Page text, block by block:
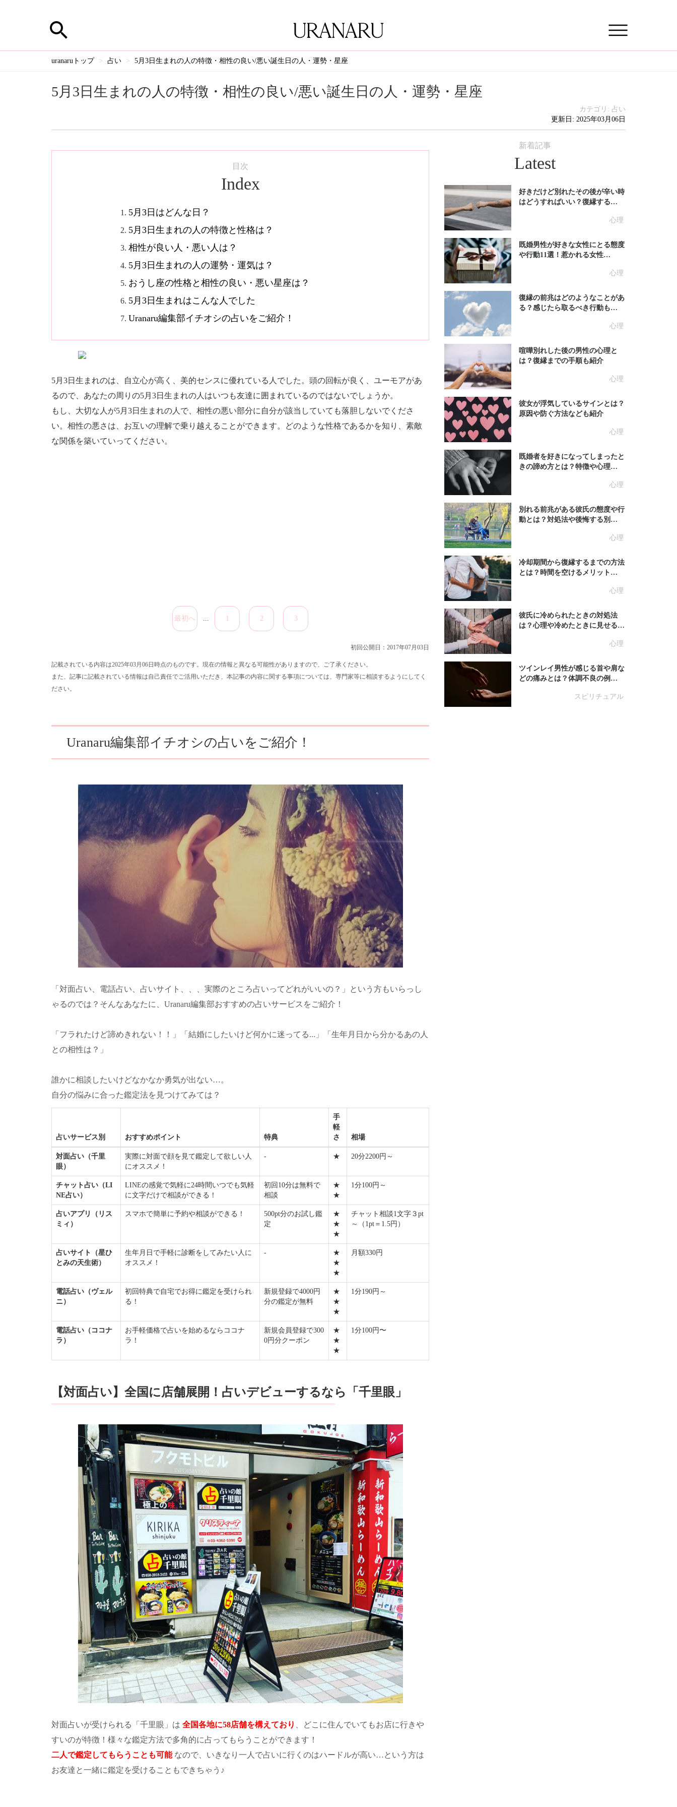
uranaruトップ 占い 5月3日生まれの人の特徴・相性の良い/悪い誕生日の人・運勢・星座
5月3日生まれの人の特徴・相性の良い/悪い誕生日の人・運勢・星座
カテゴリ: 占い
更新日: 2025年03月06日
目次
Index
5月3日はどんな日？
5月3日生まれの人の特徴と性格は？
相性が良い人・悪い人は？
5月3日生まれの人の運勢・運気は？
おうし座の性格と相性の良い・悪い星座は？
5月3日生まれはこんな人でした
Uranaru編集部イチオシの占いをご紹介！
5月3日生まれのは、自立心が高く、美的センスに優れている人でした。頭の回転が良く、ユーモアがあ
るので、あなたの周りの5月3日生まれの人はいつも友達に囲まれているのではないでしょうか。
もし、大切な人が5月3日生まれの人で、相性の悪い部分に自分が該当していても落胆しないでくださ
い。相性の悪さは、お互いの理解で乗り越えることができます。どのような性格であるかを知り、素敵
な関係を築いていってください。
最初へ ... 1 2 3
初回公開日：2017年07月03日
記載されている内容は2025年03月06日時点のものです。現在の情報と異なる可能性がありますので、ご了承ください。
また、記事に記載されている情報は自己責任でご活用いただき、本記事の内容に関する事項については、専門家等に相談するようにしてく
ださい。
Uranaru編集部イチオシの占いをご紹介！
「対面占い、電話占い、占いサイト、、、実際のところ占いってどれがいいの？」という方もいらっし
ゃるのでは？そんなあなたに、Uranaru編集部おすすめの占いサービスをご紹介！
「フラれたけど諦めきれない！！」「結婚にしたいけど何かに迷ってる...」「生年月日から分かるあの人
との相性は？」
誰かに相談したいけどなかなか勇気が出ない…。
自分の悩みに合った鑑定法を見つけてみては？
占いサービス別 おすすめポイント 特典
手
軽
さ
相場
対面占い（千里
眼）
実際に対面で顔を見て鑑定して欲しい人
にオススメ！
- ★ 20分2200円～
チャット占い（LI
NE占い）
LINEの感覚で気軽に24時間いつでも気軽
に文字だけで相談ができる！
初回10分は無料で
相談
★
★
1分100円～
占いアプリ（リス
ミィ）
スマホで簡単に予約や相談ができる！
500pt分のお試し鑑
定
★
★
★
チャット相談1文字３pt
～（1pt＝1.5円）
占いサイト（星ひ
とみの天生術）
生年月日で手軽に診断をしてみたい人に
オススメ！
-
★
★
★
月額330円
電話占い（ヴェル
ニ）
初回特典で自宅でお得に鑑定を受けられ
る！
新規登録で4000円
分の鑑定が無料
★
★
★
1分190円～
電話占い（ココナ
ラ）
お手軽価格で占いを始めるならココナ
ラ！
新規会員登録で300
0円分クーポン
★
★
★
1分100円〜
【対面占い】全国に店舗展開！占いデビューするなら「千里眼」
対面占いが受けられる「千里眼」は 全国各地に58店舗を構えており
、どこに住んでいてもお店に行きや
すいのが特徴！様々な鑑定方法で多角的に占ってもらうことができます！
二人で鑑定してもらうことも可能なので、いきなり一人で占いに行くのはハードルが高い…という方は
お友達と一緒に鑑定を受けることもできちゃう♪
新着記事
Latest
心理
好きだけど別れたその後が辛い時
はどうすればいい？復縁する…
心理
既婚男性が好きな女性にとる態度
や行動11選！惹かれる女性…
心理
復縁の前兆はどのようなことがあ
る？感じたら取るべき行動も…
心理
喧嘩別れした後の男性の心理と
は？復縁までの手順も紹介
心理
彼女が浮気しているサインとは？
原因や防ぐ方法なども紹介
心理
既婚者を好きになってしまったと
きの諦め方とは？特徴や心理…
心理
別れる前兆がある彼氏の態度や行
動とは？対処法や後悔する別…
心理
冷却期間から復縁するまでの方法
とは？時間を空けるメリット…
心理
彼氏に冷められたときの対処法
は？心理や冷めたときに見せる…
スピリチュアル
ツインレイ男性が感じる首や肩な
どの痛みとは？体調不良の例…